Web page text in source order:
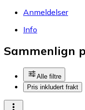
Anmeldelser
Info
Sammenlign
Alle filtre
Pris inkludert frakt